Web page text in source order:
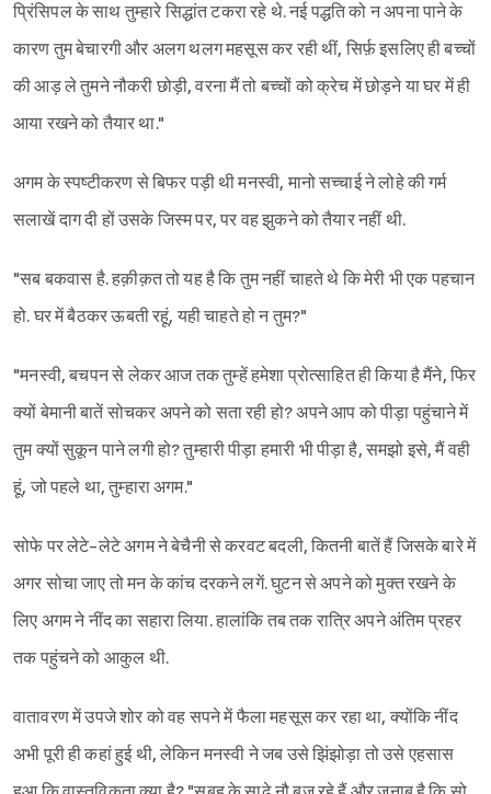
Sign in
प्रिंसिपल के साथ तुम्हारे सिद्धांत टकरा रहे थे. नई पद्धति को न अपना पाने के
कारण तुम बेचारगी और अलग थलग महसूस कर रही थीं, सिर्फ़ इसलिए ही बच्चों
की आड़ ले तुमने नौकरी छोड़ी, वरना मैं तो बच्चों को क्रेच में छोड़ने या घर में ही
आया रखने को तैयार था."
अगम के स्पष्टीकरण से बिफर पड़ी थी मनस्वी, मानो सच्चाई ने लोहे की गर्म
सलाखें दाग दी हों उसके जिस्म पर, पर वह झुकने को तैयार नहीं थी.
"सब बकवास है. हक़ीक़त तो यह है कि तुम नहीं चाहते थे कि मेरी भी एक पहचान
हो. घर में बैठकर ऊबती रहूं, यही चाहते हो न तुम?"
"मनस्वी, बचपन से लेकर आज तक तुम्हें हमेशा प्रोत्साहित ही किया है मैंने, फिर
क्यों बेमानी बातें सोचकर अपने को सता रही हो? अपने आप को पीड़ा पहुंचाने में
तुम क्यों सुकून पाने लगी हो? तुम्हारी पीड़ा हमारी भी पीड़ा है, समझो इसे, मैं वही
हूं, जो पहले था, तुम्हारा अगम."
सोफे पर लेटे-लेटे अगम ने बेचैनी से करवट बदली, कितनी बातें हैं जिसके बारे में
अगर सोचा जाए तो मन के कांच दरकने लगें. घुटन से अपने को मुक्त रखने के
लिए अगम ने नींद का सहारा लिया. हालांकि तब तक रात्रि अपने अंतिम प्रहर
तक पहुंचने को आकुल थी.
वातावरण में उपजे शोर को वह सपने में फैला महसूस कर रहा था, क्योंकि नींद
अभी पूरी ही कहां हुई थी, लेकिन मनस्वी ने जब उसे झिंझोड़ा तो उसे एहसास